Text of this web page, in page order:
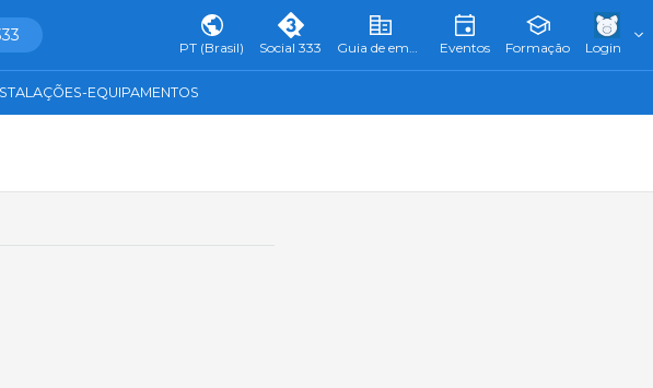
PT (Brasil) Social 333 Guia de empresas Eventos Formação Login
EQUIPAMENTOS